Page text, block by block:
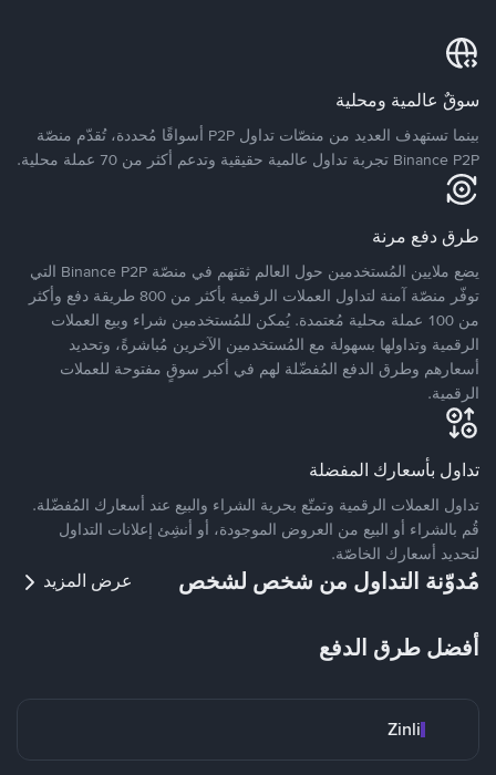
سوقٌ عالمية ومحلية
بينما تستهدف العديد من منصّات تداول P2P أسواقًا مُحددة، تُقدّم منصّة
Binance P2P تجربة تداول عالمية حقيقية وتدعم أكثر من 70 عملة محلية.
طرق دفع مرنة
يضع ملايين المُستخدمين حول العالم ثقتهم في منصّة Binance P2P التي
توفّر منصّة آمنة لتداول العملات الرقمية بأكثر من 800 طريقة دفع وأكثر
من 100 عملة محلية مُعتمدة. يُمكن للمُستخدمين شراء وبيع العملات
الرقمية وتداولها بسهولة مع المُستخدمين الآخرين مُباشرةً، وتحديد
أسعارهم وطرق الدفع المُفضّلة لهم في أكبر سوقٍ مفتوحة للعملات
الرقمية.
تداول بأسعارك المفضلة
تداول العملات الرقمية وتمتّع بحرية الشراء والبيع عند أسعارك المُفضّلة.
قُم بالشراء أو البيع من العروض الموجودة، أو أنشِئ إعلانات التداول
لتحديد أسعارك الخاصّة.
مُدوّنة التداول من شخص لشخص عرض المزيد
أفضل طرق الدفع
Zinli